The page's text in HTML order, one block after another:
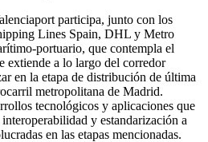
participa, junto con los
Lines Spain, DHL y Metro
portuario, que contempla el
extiende a lo largo del corredor
en la etapa de distribución de última
metropolitana de Madrid.
tecnológicos y aplicaciones que
y estandarización a
en las etapas mencionadas.